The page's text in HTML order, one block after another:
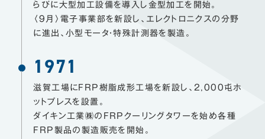
らびに大型加工設備を導入し金型加工を開始。
〈9月〉電子事業部を新設し、エレクトロニクスの分野
に進出、小型モータ・特殊計測器を製造。
1971
滋賀工場にFRP樹脂成形工場を新設し、2,000屯ホ
ットプレスを設置。
ダイキン工業㈱のFRPクーリングタワーを始め各種
FRP製品の製造販売を開始。